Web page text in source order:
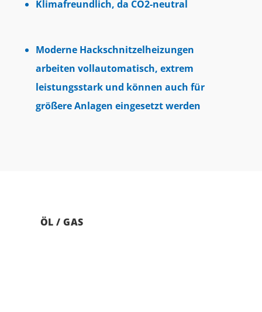
Klimafreundlich, da CO2-neutral
Moderne Hackschnitzelheizungen
arbeiten vollautomatisch, extrem
leistungsstark und können auch für
größere Anlagen eingesetzt werden
ÖL / GAS